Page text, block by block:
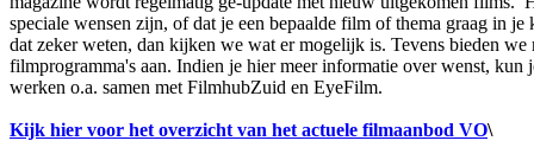
speciale wensen zijn, of dat je een bepaalde film of thema graag in
dat zeker weten, dan kijken we wat er mogelijk is. Tevens bieden we
filmprogramma's aan. Indien je hier meer informatie over wenst, kun
werken o.a. samen met FilmhubZuid en EyeFilm.
Kijk hier voor het overzicht van het actuele filmaanbod VO\